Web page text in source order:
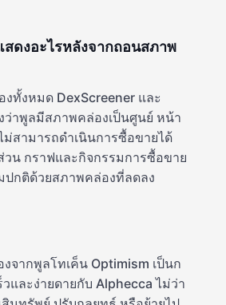
ดงอะไรหลังจากถอนสภาพ
ทั้งหมด DexScreener และ
ว่าพูลมีสภาพคล่องเป็นศูนย์ หน้า
ม่สามารถดำเนินการซื้อขายได้
วน กราฟและกิจกรรมการซื้อขาย
ปกติด้วยสภาพคล่องที่ลดลง
จากพูลโทเค็น Optimism เป็นก
และง่ายดายกับ Alphecca ไม่ว่า